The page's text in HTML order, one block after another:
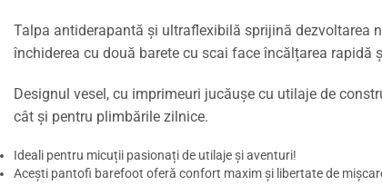
Talpa antiderapantă și ultraflexibilă sprijină dezvoltarea
închiderea cu două barete cu scai face încălțarea rapidă
Designul vesel, cu imprimeuri jucăușe cu utilaje de
cât și pentru plimbările zilnice.
Ideali pentru micuții pasionați de utilaje și aventuri!
Acești pantofi barefoot oferă confort maxim și libertate de